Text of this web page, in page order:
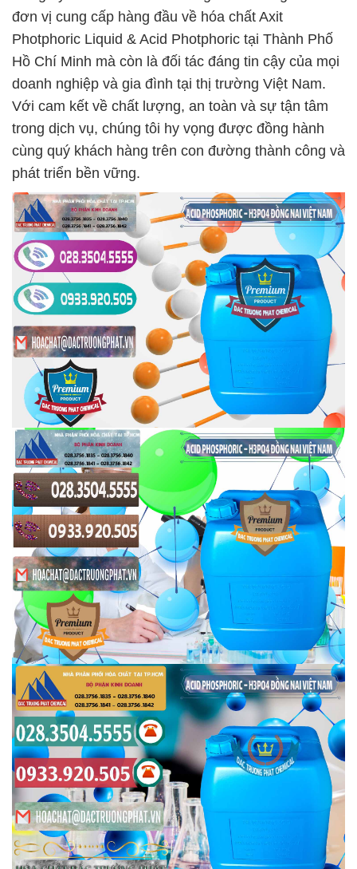
đơn vị cung cấp hàng đầu về hóa chất Axit
Photphoric Liquid & Acid Photphoric tại Thành Phố
Hồ Chí Minh mà còn là đối tác đáng tin cậy của mọi
doanh nghiệp và gia đình tại thị trường Việt Nam.
Với cam kết về chất lượng, an toàn và sự tận tâm
trong dịch vụ, chúng tôi hy vọng được đồng hành
cùng quý khách hàng trên con đường thành công và
phát triển bền vững.